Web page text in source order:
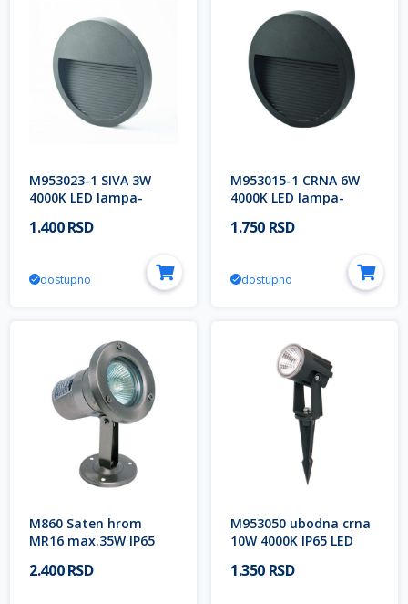
M953023-1 SIVA 3W
4000K LED lampa-
IP65 Mitea Lighting
1.400 RSD
dostupno
M953015-1 CRNA 6W
4000K LED lampa-
IP65 Mitea Lighting (25
1.750 RSD
dostupno
M860 Saten hrom
MR16 max.35W IP65
Lighting
2.400 RSD
M953050 ubodna crna
10W 4000K IP65 LED
Lighting
1.350 RSD